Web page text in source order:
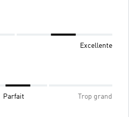
Excellente
Parfait Trop grand